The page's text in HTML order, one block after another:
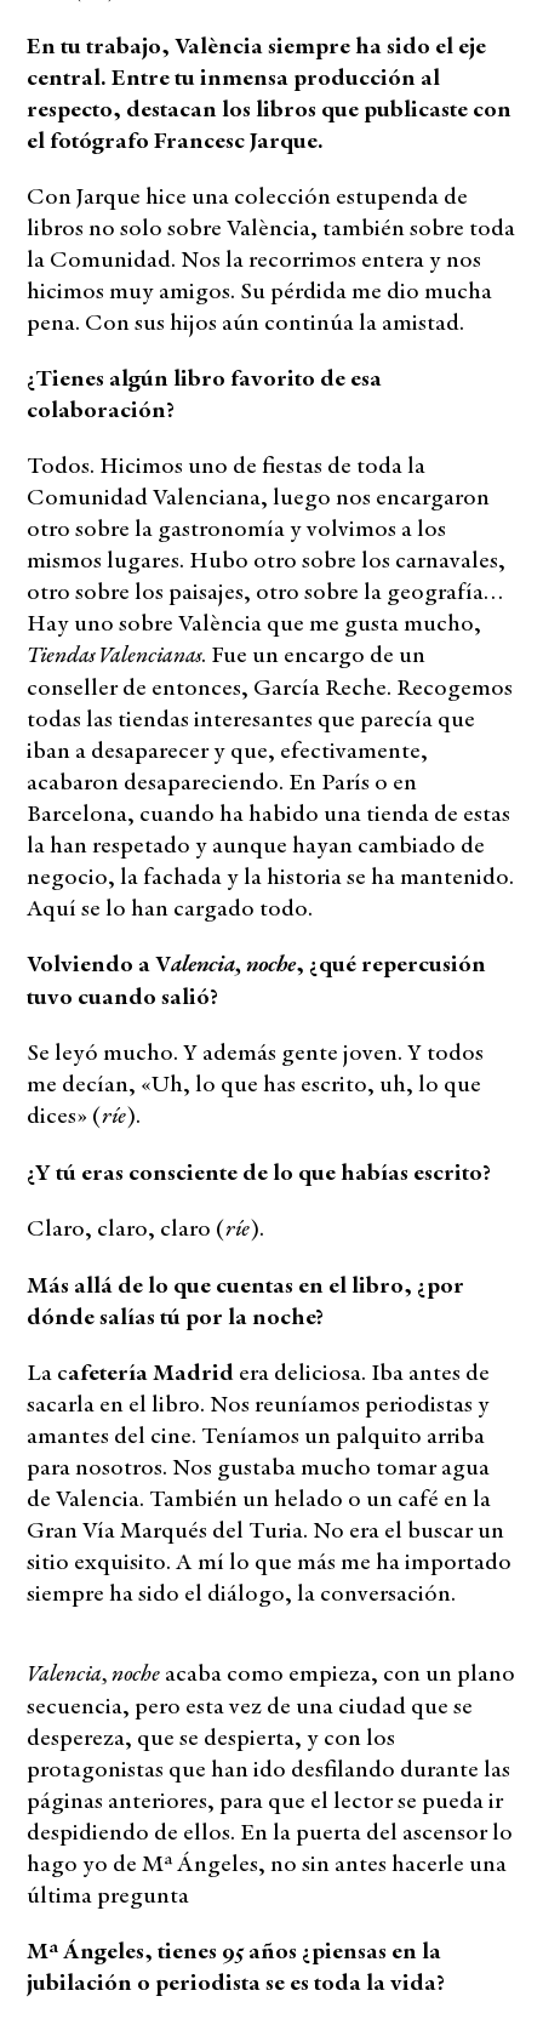
En tu trabajo, València siempre ha sido el eje
central. Entre tu inmensa producción al
respecto, destacan los libros que publicaste con
el fotógrafo Francesc Jarque.
Con Jarque hice una colección estupenda de
libros no solo sobre València, también sobre toda
la Comunidad. Nos la recorrimos entera y nos
hicimos muy amigos. Su pérdida me dio mucha
pena. Con sus hijos aún continúa la amistad.
¿Tienes algún libro favorito de esa
colaboración?
Todos. Hicimos uno de fiestas de toda la
Comunidad Valenciana, luego nos encargaron
otro sobre la gastronomía y volvimos a los
mismos lugares. Hubo otro sobre los carnavales,
otro sobre los paisajes, otro sobre la geografía…
Hay uno sobre València que me gusta mucho,
Tiendas Valencianas. Fue un encargo de un
conseller de entonces, García Reche. Recogemos
todas las tiendas interesantes que parecía que
iban a desaparecer y que, efectivamente,
acabaron desapareciendo. En París o en
Barcelona, cuando ha habido una tienda de estas
la han respetado y aunque hayan cambiado de
negocio, la fachada y la historia se ha mantenido.
Aquí se lo han cargado todo.
Volviendo a Valencia, noche, ¿qué repercusión
tuvo cuando salió?
Se leyó mucho. Y además gente joven. Y todos
me decían, «Uh, lo que has escrito, uh, lo que
dices» (ríe).
¿Y tú eras consciente de lo que habías escrito?
Claro, claro, claro (ríe).
Más allá de lo que cuentas en el libro, ¿por
dónde salías tú por la noche?
La cafetería Madrid era deliciosa. Iba antes de
sacarla en el libro. Nos reuníamos periodistas y
amantes del cine. Teníamos un palquito arriba
para nosotros. Nos gustaba mucho tomar agua
de Valencia. También un helado o un café en la
Gran Vía Marqués del Turia. No era el buscar un
sitio exquisito. A mí lo que más me ha importado
siempre ha sido el diálogo, la conversación.
Valencia, noche acaba como empieza, con un plano
secuencia, pero esta vez de una ciudad que se
despereza, que se despierta, y con los
protagonistas que han ido desfilando durante las
páginas anteriores, para que el lector se pueda ir
despidiendo de ellos. En la puerta del ascensor lo
hago yo de Mª Ángeles, no sin antes hacerle una
última pregunta
Mª Ángeles, tienes 95 años ¿piensas en la
jubilación o periodista se es toda la vida?